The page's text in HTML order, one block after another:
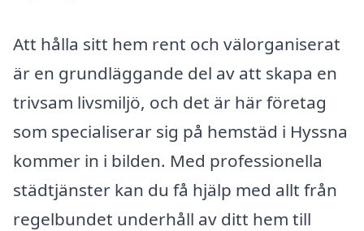
Att hålla sitt hem rent och välorganiserat
är en grundläggande del av att skapa en
trivsam livsmiljö, och det är här företag
som specialiserar sig på hemstäd i Hyssna
kommer in i bilden. Med professionella
städtjänster kan du få hjälp med allt från
regelbundet underhåll av ditt hem till